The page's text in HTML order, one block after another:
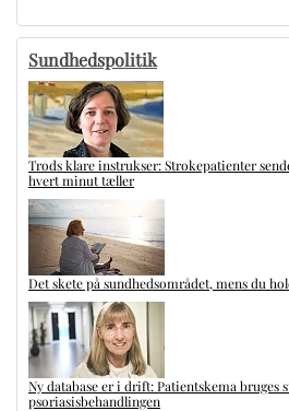
Sundhedspolitik
Trods klare instrukser: Strokepatienter
hvert minut tæller
Det skete på sundhedsområdet, mens du
Ny database er i drift: Patientskema bruges
psoriasisbehandlingen